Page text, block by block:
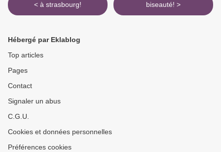
< à strasbourg! biseauté! >
Hébergé par Eklablog
Top articles
Pages
Contact
Signaler un abus
C.G.U.
Cookies et données personnelles
Préférences cookies